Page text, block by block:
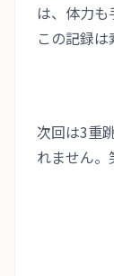
は、体力も
この記録は
次回は3重
れません。